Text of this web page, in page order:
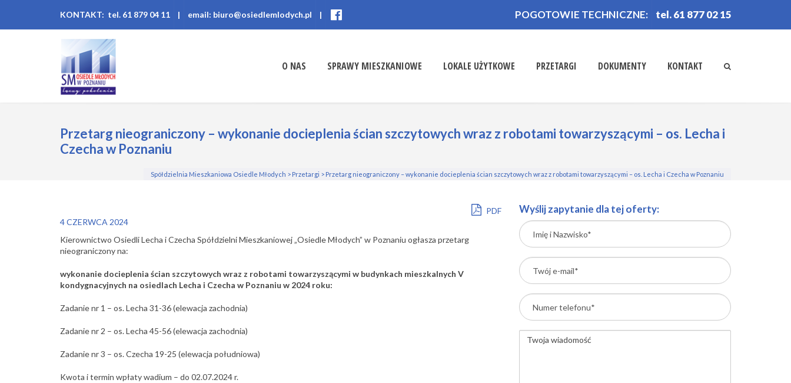
KONTAKT: tel. 61 879 04 11 | email: biuro@osiedlemlodych.pl | POGOTOWIE TECHNICZNE: tel. 61 877 02 15
O NAS SPRAWY MIESZKANIOWE LOKALE UŻYTKOWE PRZETARGI DOKUMENTY KONTAKT
Przetarg nieograniczony – wykonanie docieplenia ścian szczytowych wraz z robotami towarzyszącymi – os. Lecha i
Czecha w Poznaniu
Spółdzielnia Mieszkaniowa Osiedle Młodych > Przetargi > Przetarg nieograniczony – wykonanie docieplenia ścian szczytowych wraz z robotami towarzyszącymi – os. Lecha i Czecha w Poznaniu
PDF
4 CZERWCA 2024
Kierownictwo Osiedli Lecha i Czecha Spółdzielni Mieszkaniowej „Osiedle Młodych” w Poznaniu ogłasza przetarg
nieograniczony na:
wykonanie docieplenia ścian szczytowych wraz z robotami towarzyszącymi w budynkach mieszkalnych V
kondygnacyjnych na osiedlach Lecha i Czecha w Poznaniu w 2024 roku:
Zadanie nr 1 – os. Lecha 31-36 (elewacja zachodnia)
Zadanie nr 2 – os. Lecha 45-56 (elewacja zachodnia)
Zadanie nr 3 – os. Czecha 19-25 (elewacja południowa)
Kwota i termin wpłaty wadium – do 02.07.2024 r.
Wyślij zapytanie dla tej oferty: